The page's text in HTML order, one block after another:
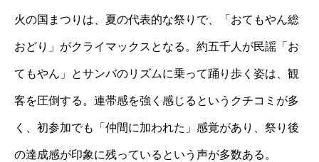
火の国まつりは、夏の代表的な祭りで、「おてもやん総
おどり」がクライマックスとなる。約五千人が民謡「お
てもやん」とサンバのリズムに乗って踊り歩く姿は、観
客を圧倒する。連帯感を強く感じるというクチコミが多
く、初参加でも「仲間に加われた」感覚があり、祭り後
の達成感が印象に残っているという声が多数ある。